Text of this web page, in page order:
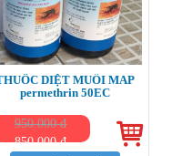
DIỆT MUỖI MAP
permethrin 50EC
950.000 đ
850.000 đ